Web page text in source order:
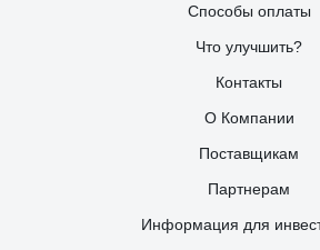
Способы оплаты
Что улучшить?
Контакты
О Компании
Поставщикам
Партнерам
Информация для